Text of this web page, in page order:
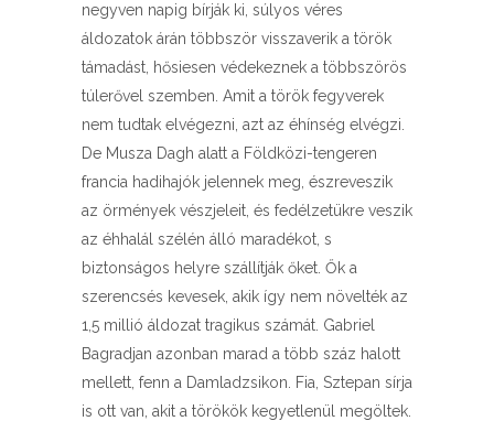
negyven napig bírják ki, súlyos véres
áldozatok árán többször visszaverik a török
támadást, hősiesen védekeznek a többszörös
túlerővel szemben. Amit a török fegyverek
nem tudtak elvégezni, azt az éhínség elvégzi.
De Musza Dagh alatt a Földközi-tengeren
francia hadihajók jelennek meg, észreveszik
az örmények vészjeleit, és fedélzetükre veszik
az éhhalál szélén álló maradékot, s
biztonságos helyre szállítják őket. Ők a
szerencsés kevesek, akik így nem növelték az
1,5 millió áldozat tragikus számát. Gabriel
Bagradjan azonban marad a több száz halott
mellett, fenn a Damladzsikon. Fia, Sztepan sírja
is ott van, akit a törökök kegyetlenül megöltek.